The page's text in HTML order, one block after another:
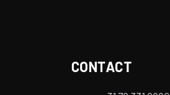
CONTACT